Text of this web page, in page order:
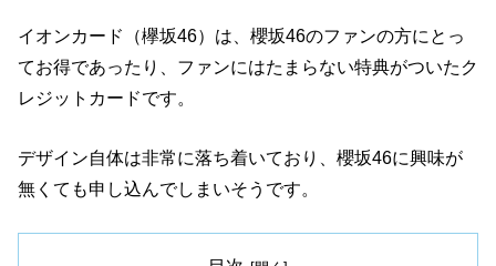
イオンカード（欅坂46）は、櫻坂46のファンの方にとっ
てお得であったり、ファンにはたまらない特典がついたク
レジットカードです。
デザイン自体は非常に落ち着いており、櫻坂46に興味が
無くても申し込んでしまいそうです。